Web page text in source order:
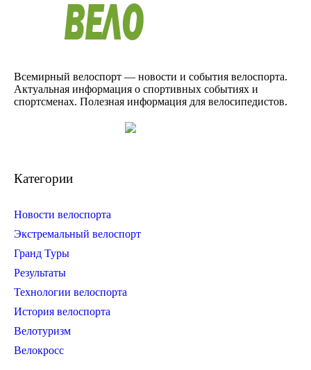
Всемирный велоспорт — новости и события велоспорта.
Актуальная информация о спортивных событиях и
спортсменах. Полезная информация для велосипедистов.
Категории
Новости велоспорта
Экстремальный велоспорт
Гранд Туры
Результаты
Технологии велоспорта
История велоспорта
Велотуризм
Велокросс